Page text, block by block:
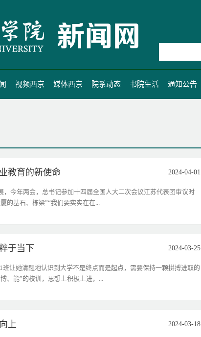
视频西京 媒体西京 院系动态 书院生活 通知公告
教育的新使命 2024-04-01
，今年两会，总书记参加十四届全国人大二次会议江苏代表团审议时
的基石、栋梁”“我们要实实在在...
于当下 2024-03-25
让她清醒地认识到大学不是终点而是起点，需要保持一颗拼搏进取的
、能”的校训，思想上积极上进，...
上 2024-03-18